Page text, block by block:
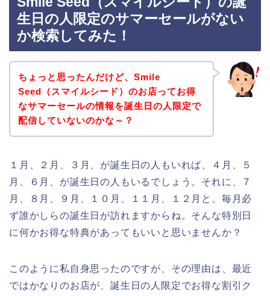
生日の人限定のサマーセールがない
か検索してみた！
ちょっと思ったんだけど、Smile
Seed（スマイルシード）のお店ってお得
なサマーセールの情報を誕生日の人限定で
配信していないのかな～？
１月、２月、３月、が誕生日の人もいれば、４月、５
月、６月、が誕生日の人もいるでしょう。それに、７
月、８月、９月、１０月、１１月、１２月と、毎月必
ず誰かしらの誕生日が訪れますからね。そんな特別日
に何かお得な特典があってもいいと思いませんか？
このように私自身思ったのですが、その理由は、最近
ではかなりのお店が、誕生日の人限定でお得な割引ク